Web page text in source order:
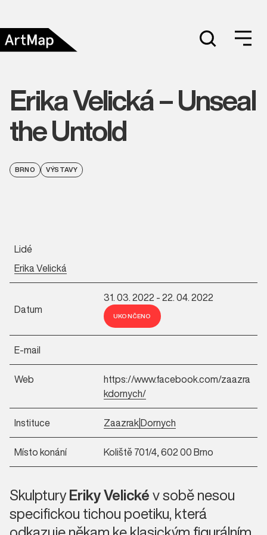
Erika Velická – Unseal
the Untold
BRNO VÝSTAVY
Lidé
Erika Velická
Datum
31. 03. 2022 - 22. 04. 2022
UKONČENO
E-mail
Web
https://www.facebook.com/zaazra
kdornych/
Instituce Zaazrak|Dornych
Místo konání Koliště 701/4, 602 00 Brno
SkulpturyEriky Velickév sobě nesou
specifickou tichou poetiku, která